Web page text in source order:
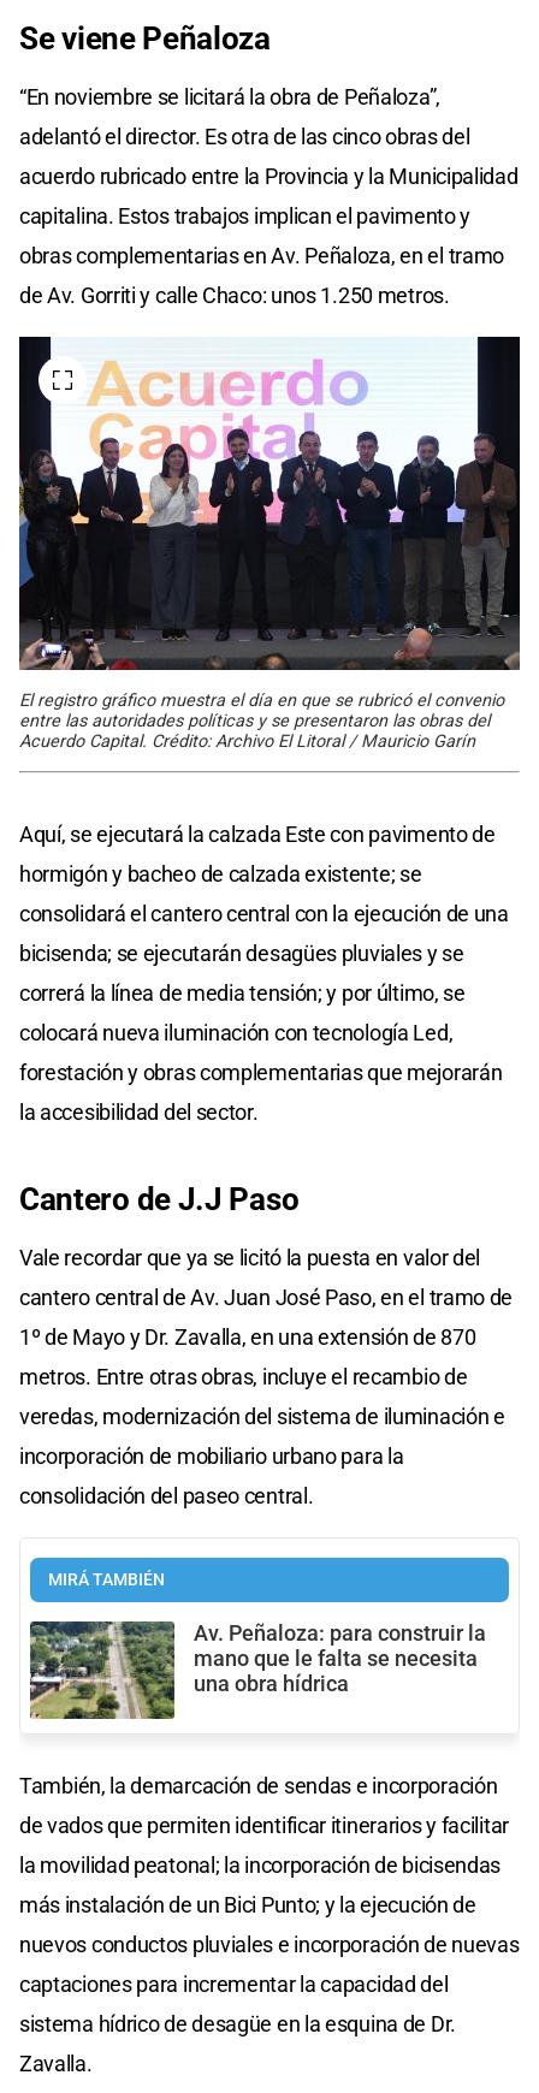
Se viene Peñaloza
“En noviembre se licitará la obra de Peñaloza”,
adelantó el director. Es otra de las cinco obras del
acuerdo rubricado entre la Provincia y la Municipalidad
capitalina. Estos trabajos implican el pavimento y
obras complementarias en Av. Peñaloza, en el tramo
de Av. Gorriti y calle Chaco: unos 1.250 metros.
El registro gráfico muestra el día en que se rubricó el convenio
entre las autoridades políticas y se presentaron las obras del
Acuerdo Capital. Crédito: Archivo El Litoral / Mauricio Garín
Aquí, se ejecutará la calzada Este con pavimento de
hormigón y bacheo de calzada existente; se
consolidará el cantero central con la ejecución de una
bicisenda; se ejecutarán desagües pluviales y se
correrá la línea de media tensión; y por último, se
colocará nueva iluminación con tecnología Led,
forestación y obras complementarias que mejorarán
la accesibilidad del sector.
Cantero de J.J Paso
Vale recordar que ya se licitó la puesta en valor del
cantero central de Av. Juan José Paso, en el tramo de
1º de Mayo y Dr. Zavalla, en una extensión de 870
metros. Entre otras obras, incluye el recambio de
veredas, modernización del sistema de iluminación e
incorporación de mobiliario urbano para la
consolidación del paseo central.
MIRÁ TAMBIÉN
Av. Peñaloza: para construir la
mano que le falta se necesita
una obra hídrica
También, la demarcación de sendas e incorporación
de vados que permiten identificar itinerarios y facilitar
la movilidad peatonal; la incorporación de bicisendas
más instalación de un Bici Punto; y la ejecución de
nuevos conductos pluviales e incorporación de nuevas
captaciones para incrementar la capacidad del
sistema hídrico de desagüe en la esquina de Dr.
Zavalla.